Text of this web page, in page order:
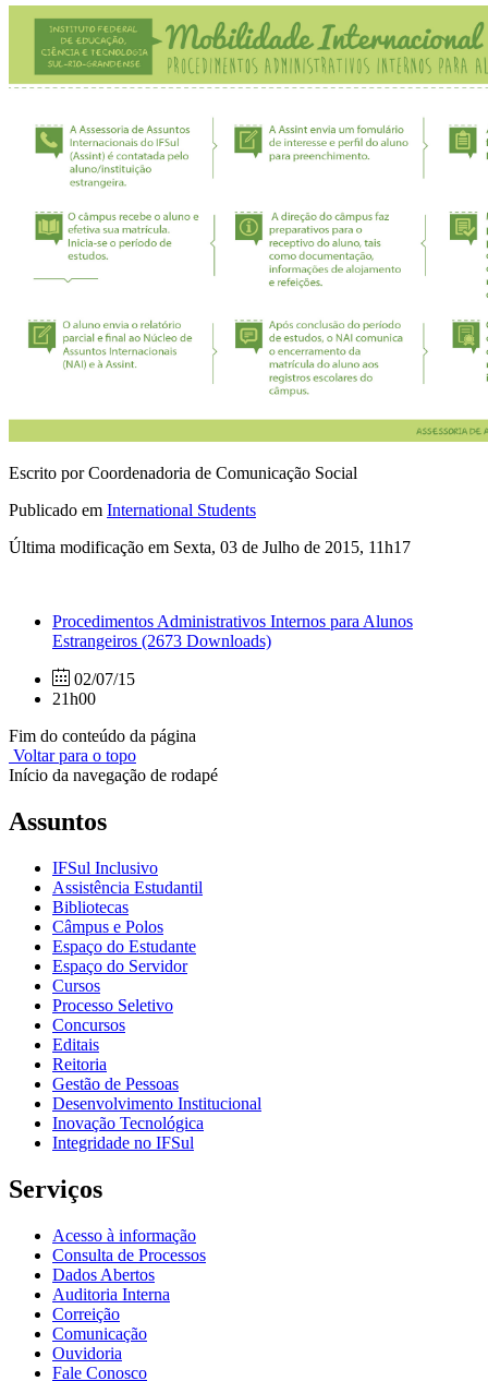
Escrito por Coordenadoria de Comunicação Social
Publicado em International Students
Última modificação em Sexta, 03 de Julho de 2015, 11h17
Procedimentos Administrativos Internos para Alunos
Estrangeiros (2673 Downloads)
02/07/15
21h00
Fim do conteúdo da página
Voltar para o topo
Início da navegação de rodapé
Assuntos
IFSul Inclusivo
Assistência Estudantil
Bibliotecas
Câmpus e Polos
Espaço do Estudante
Espaço do Servidor
Cursos
Processo Seletivo
Concursos
Editais
Reitoria
Gestão de Pessoas
Desenvolvimento Institucional
Inovação Tecnológica
Integridade no IFSul
Serviços
Acesso à informação
Consulta de Processos
Dados Abertos
Auditoria Interna
Correição
Comunicação
Ouvidoria
Fale Conosco